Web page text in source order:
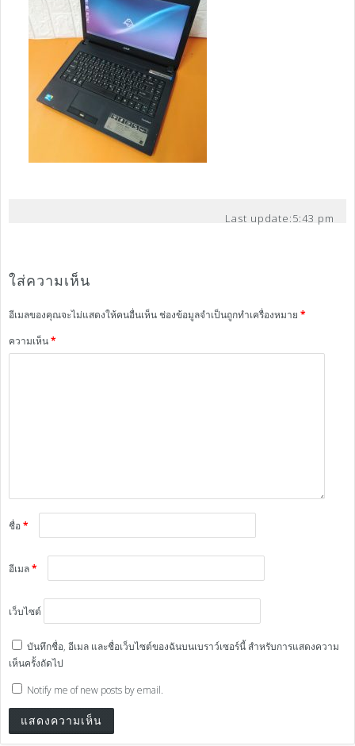
Last update:5:43 pm
ใส่ความเห็น
อีเมลของคุณจะไม่แสดงให้คนอื่นเห็นช่องข้อมูลจำเป็นถูกทำเครื่องหมาย *
ความเห็น*
ชื่อ*
อีเมล*
เว็บไซต์
บันทึกชื่อ, อีเมล และชื่อเว็บไซต์ของฉันบนเบราว์เซอร์นี้ สำหรับการแสดงความ
เห็นครั้งถัดไป
Notify me of new posts by email.